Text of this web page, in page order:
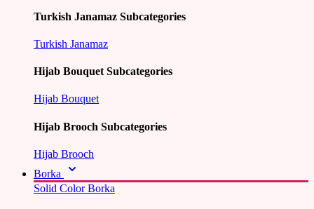
Turkish Janamaz Subcategories
Turkish Janamaz
Hijab Bouquet Subcategories
Hijab Bouquet
Hijab Brooch Subcategories
Hijab Brooch
Borka
Solid Color Borka